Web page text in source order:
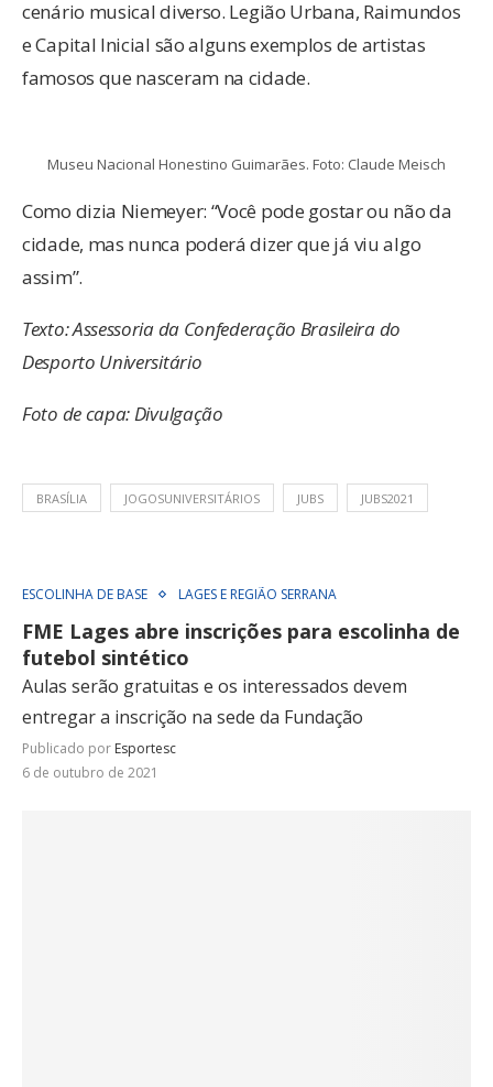
cenário musical diverso. Legião Urbana, Raimundos
e Capital Inicial são alguns exemplos de artistas
famosos que nasceram na cidade.
Museu Nacional Honestino Guimarães. Foto: Claude Meisch
Como dizia Niemeyer: “Você pode gostar ou não da
cidade, mas nunca poderá dizer que já viu algo
assim”.
Texto: Assessoria da Confederação Brasileira do
Desporto Universitário
Foto de capa: Divulgação
BRASÍLIA JOGOSUNIVERSITÁRIOS JUBS JUBS2021
ESCOLINHA DE BASE LAGES E REGIÃO SERRANA
FME Lages abre inscrições para escolinha de
futebol sintético
Aulas serão gratuitas e os interessados devem
entregar a inscrição na sede da Fundação
Publicado por Esportesc
6 de outubro de 2021